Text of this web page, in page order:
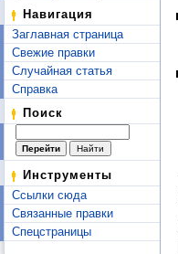
Навигация
Заглавная страница
Свежие правки
Случайная статья
Справка
Поиск
Инструменты
Ссылки сюда
Связанные правки
Спецстраницы